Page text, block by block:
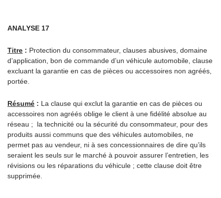
ANALYSE 17
Titre : Protection du consommateur, clauses abusives, domaine
d’application, bon de commande d’un véhicule automobile, clause
excluant la garantie en cas de pièces ou accessoires non agréés,
portée.
Résumé : La clause qui exclut la garantie en cas de pièces ou
accessoires non agréés oblige le client à une fidélité absolue au
réseau ; la technicité ou la sécurité du consommateur, pour des
produits aussi communs que des véhicules automobiles, ne
permet pas au vendeur, ni à ses concessionnaires de dire qu’ils
seraient les seuls sur le marché à pouvoir assurer l’entretien, les
révisions ou les réparations du véhicule ; cette clause doit être
supprimée.